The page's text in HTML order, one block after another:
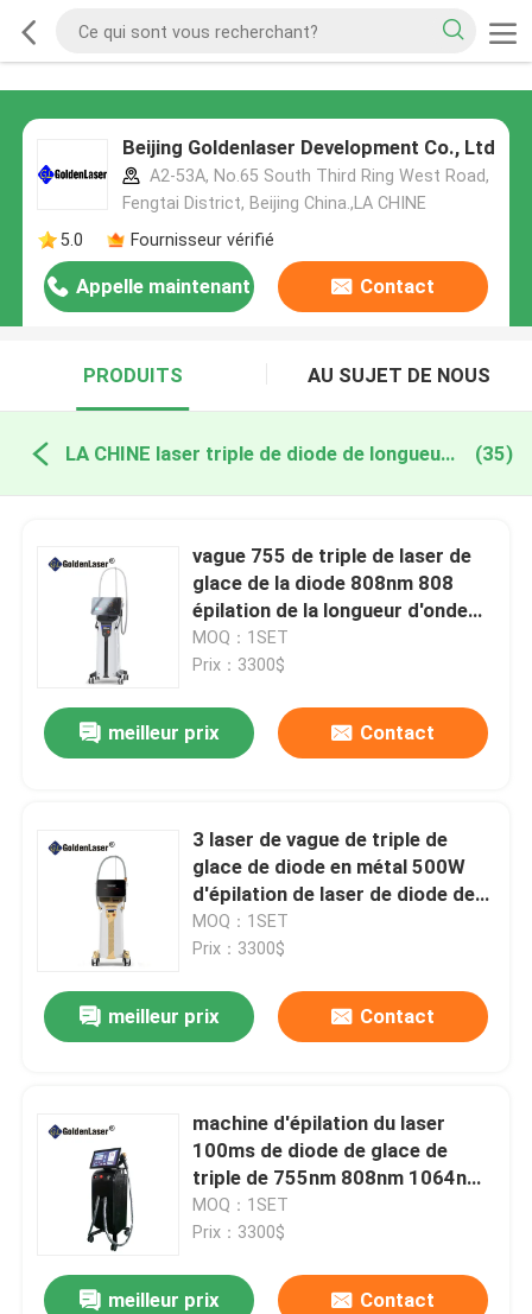
Beijing Goldenlaser Development Co., Ltd
A2-53A, No.65 South Third Ring West Road,
Fengtai District, Beijing China.,LA CHINE
5.0
Fournisseur vérifié
Appelle maintenant Contact
PRODUITS AU SUJET DE NOUS
LA CHINE laser triple de diode de longueur d'onde (35)
vague 755 de triple de laser de
glace de la diode 808nm 808
épilation de la longueur d'onde
1064nm 3
MOQ：1SET
Prix：3300$
meilleur prix Contact
3 laser de vague de triple de
glace de diode en métal 500W
d'épilation de laser de diode de
longueur d'onde
MOQ：1SET
Prix：3300$
meilleur prix Contact
machine d'épilation du laser
100ms de diode de glace de
triple de 755nm 808nm 1064nm
3500W
MOQ：1SET
Prix：3300$
meilleur prix Contact